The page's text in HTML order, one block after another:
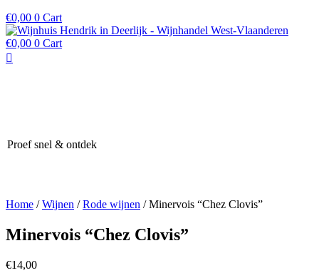
€0,00 0 Cart
€0,00 0 Cart
Proef snel & ontdek
Home /Wijnen /Rode wijnen / Minervois “Chez Clovis”
Minervois “Chez Clovis”
€14,00